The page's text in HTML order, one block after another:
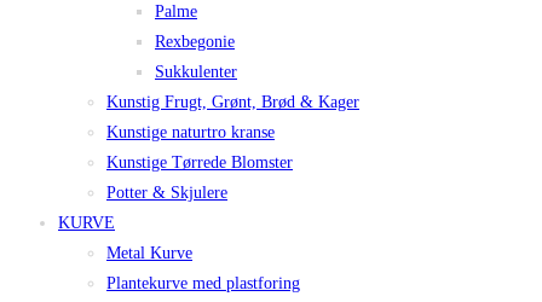
Palme
Rexbegonie
Sukkulenter
Kunstig Frugt, Grønt, Brød & Kager
Kunstige naturtro kranse
Kunstige Tørrede Blomster
Potter & Skjulere
KURVE
Metal Kurve
Plantekurve med plastforing